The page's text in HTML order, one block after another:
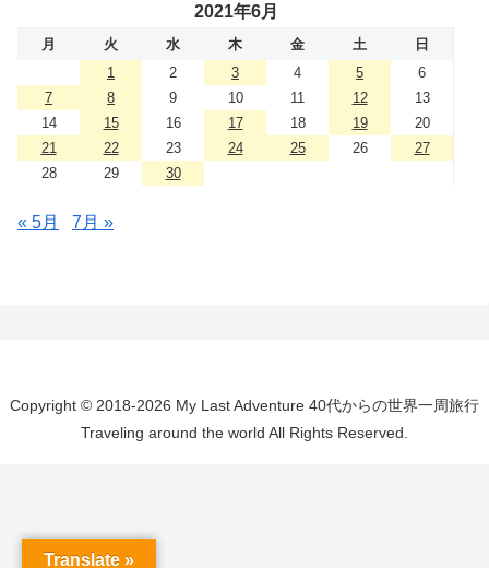
2021年6月
月 火 水 木 金 土
日
1
2 3 4 5
6
7
8 9 10 11 12
13
14
15 16 17 18 19
20
21
22 23 24 25 26
27
28
29 30
« 5月 7月 »
Copyright © 2018-2026 My Last Adventure 40代からの世界一周旅行
Traveling around the world All Rights Reserved.
Translate »